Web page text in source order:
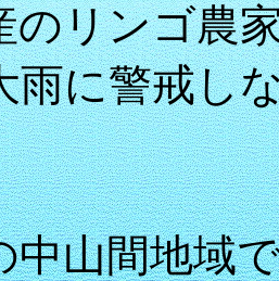
のリンゴ農
雨に警戒し
山間地域